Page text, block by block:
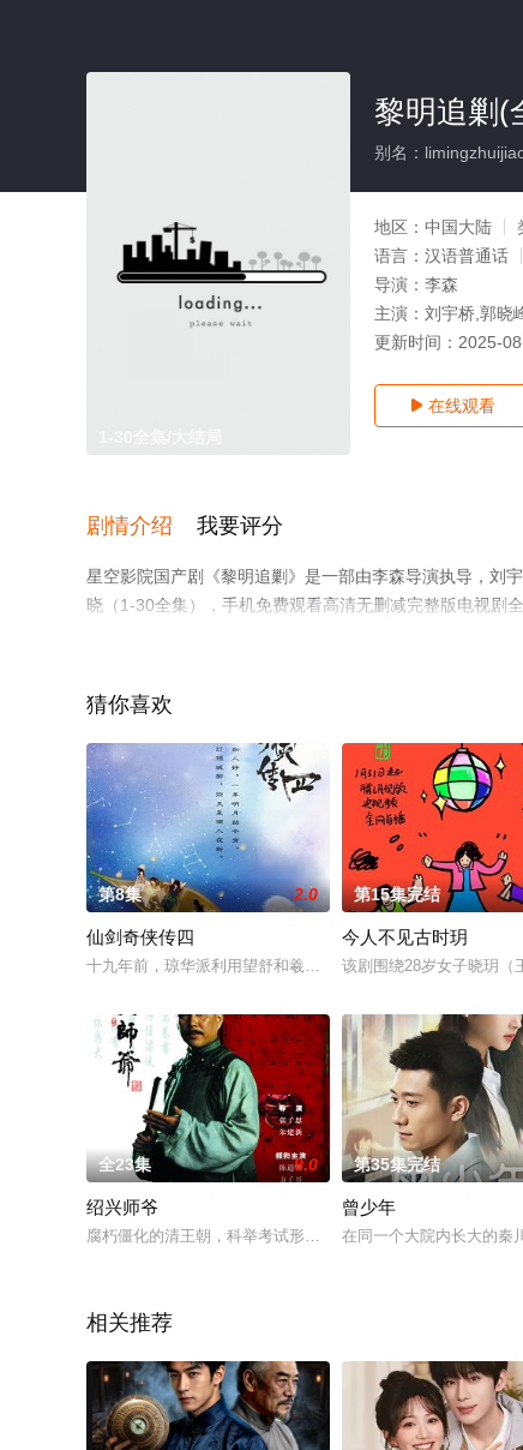
黎明追剿(
别名：
地区： 中国大陆
语言： 汉语普通话
导演： 李森
主演： 刘宇桥,郭晓
更新时间： 2025-
 在线观看
剧情介绍 我要评分
星空影院国产剧《黎明追剿》是一部由李森导演执导，刘
晓（1-30全集），手机免费观看高清无删减完整版电视剧
猜你喜欢
第8集 2.0
仙剑奇侠传四
十九年前，琼华派利用望舒和羲和双剑网缚妖界，从中夺取灵
第15集完结
今人不见古时玥
该剧围绕28岁女子晓玥（
全23集 9.0
绍兴师爷
腐朽僵化的清王朝，科举考试形同儿戏，官场同年勾结营党，
第35集完结
曾少年
在同一个大院内长大的秦
相关推荐